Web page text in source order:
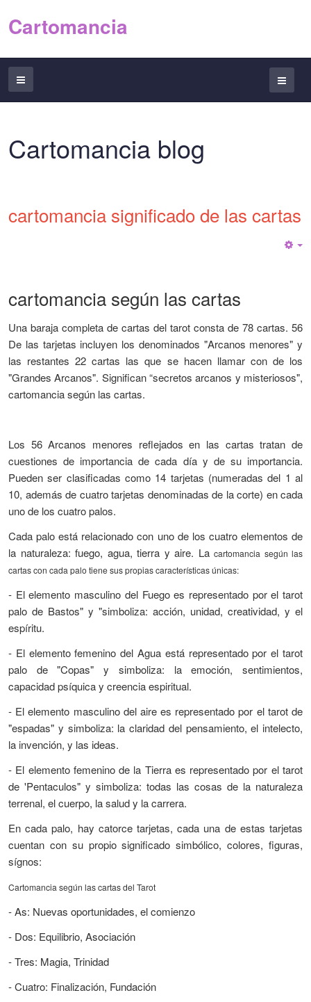
Cartomancia
Cartomancia blog
cartomancia significado de las cartas
cartomancia según las cartas
Una baraja completa de cartas del tarot consta de 78 cartas. 56
De las tarjetas incluyen los denominados "Arcanos menores" y
las restantes 22 cartas las que se hacen llamar con de los
"Grandes Arcanos". Significan “secretos arcanos y misteriosos",
cartomancia según las cartas.
Los 56 Arcanos menores reflejados en las cartas tratan de
cuestiones de importancia de cada día y de su importancia.
Pueden ser clasificadas como 14 tarjetas (numeradas del 1 al
10, además de cuatro tarjetas denominadas de la corte) en cada
uno de los cuatro palos.
Cada palo está relacionado con uno de los cuatro elementos de
la naturaleza: fuego, agua, tierra y aire. La cartomancia según las
cartas con cada palo tiene sus propias características únicas:
- El elemento masculino del Fuego es representado por el tarot
palo de Bastos" y "simboliza: acción, unidad, creatividad, y el
espíritu.
- El elemento femenino del Agua está representado por el tarot
palo de "Copas" y simboliza: la emoción, sentimientos,
capacidad psíquica y creencia espiritual.
- El elemento masculino del aire es representado por el tarot de
"espadas" y simboliza: la claridad del pensamiento, el intelecto,
la invención, y las ideas.
- El elemento femenino de la Tierra es representado por el tarot
de 'Pentaculos" y simboliza: todas las cosas de la naturaleza
terrenal, el cuerpo, la salud y la carrera.
En cada palo, hay catorce tarjetas, cada una de estas tarjetas
cuentan con su propio significado simbólico, colores, figuras,
sígnos:
Cartomancia según las cartasdel Tarot
- As: Nuevas oportunidades, el comienzo
- Dos: Equilibrio, Asociación
- Tres: Magia, Trinidad
- Cuatro: Finalización, Fundación